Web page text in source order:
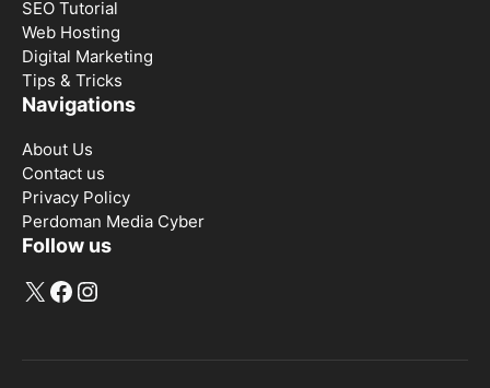
SEO Tutorial
Web Hosting
Digital Marketing
Tips & Tricks
Navigations
About Us
Contact us
Privacy Policy
Perdoman Media Cyber
Follow us
X Facebook
Instagram